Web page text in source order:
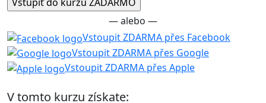
— alebo —
Vstoupit ZDARMA přes Facebook
Vstoupit ZDARMA přes Google
Vstoupit ZDARMA přes Apple
V tomto kurzu získate: